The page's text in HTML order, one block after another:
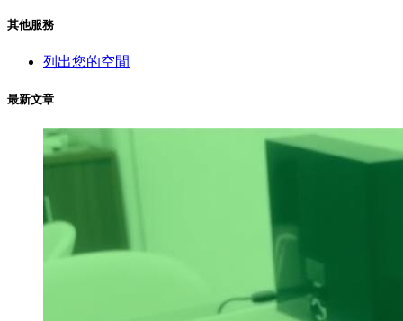
其他服務
列出您的空間
最新文章